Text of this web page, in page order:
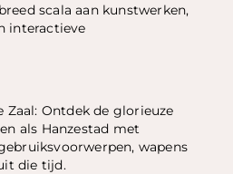
scala aan kunstwerken,
interactieve
Zaal: Ontdek de glorieuze
als Hanzestad met
wapens
die tijd.